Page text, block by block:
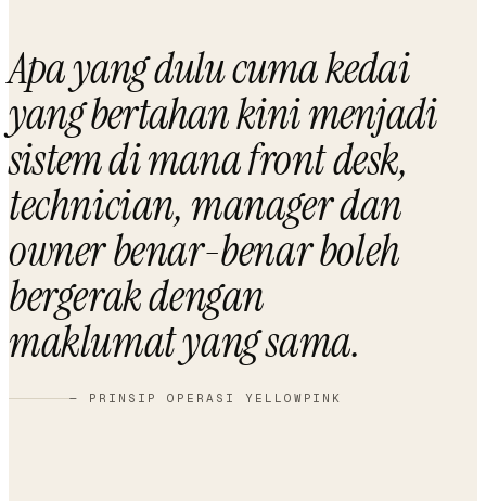
Apa yang dulu cuma kedai
yang bertahan kini menjadi
sistem di manafront desk,
technician, manager dan
owner benar-benar boleh
bergerak dengan
maklumat yang sama.
— PRINSIP OPERASI YELLOWPINK